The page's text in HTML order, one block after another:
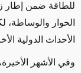
للطاقة ضمن إطار
الحوار والوساطة،
الأحداث الدولية
وفي الأشهر